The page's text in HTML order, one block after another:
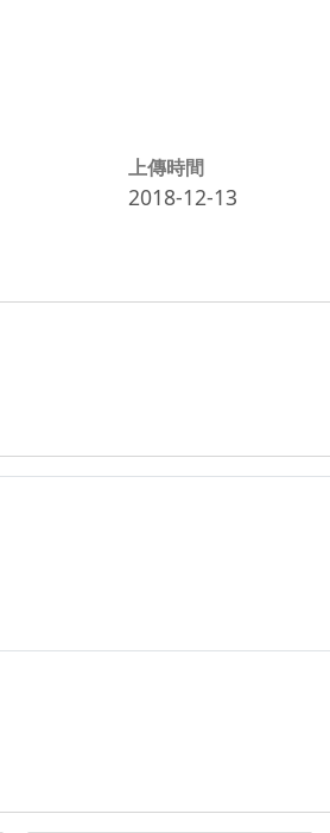
上傳時間
2018-12-13